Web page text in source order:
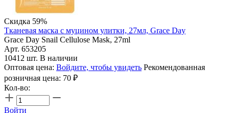
Скидка 59%
Тканевая маска с муцином улитки, 27мл, Grace Day
Grace Day Snail Cellulose Mask, 27ml
Арт. 653205
10412 шт. В наличии
Оптовая цена: Войдите, чтобы увидеть Рекомендованная
розничная цена: 70 ₽
Кол-во:
Войти